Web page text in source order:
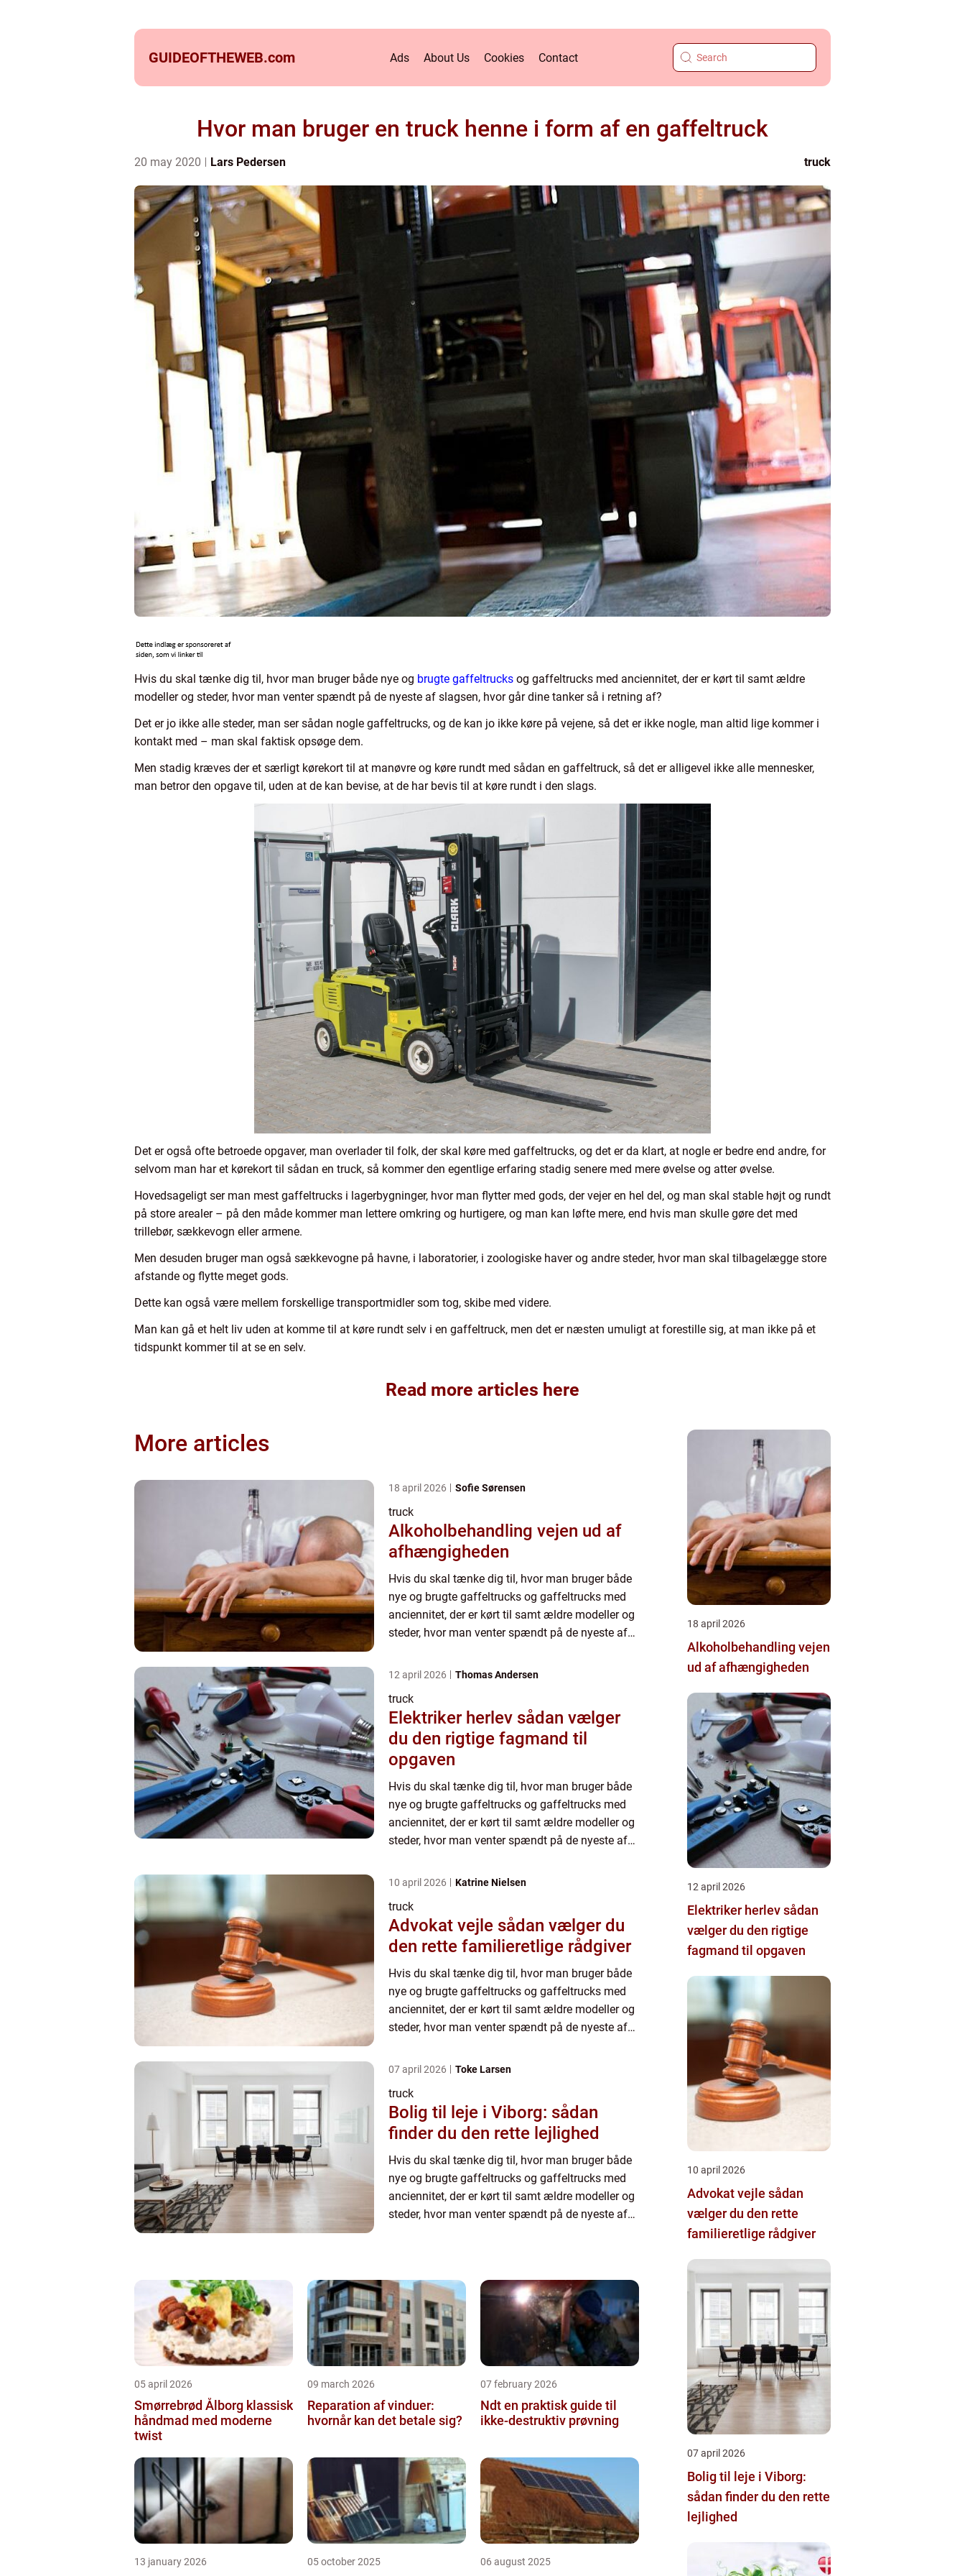
GUIDEOFTHEWEB.com Ads About Us Cookies Contact
Hvor man bruger en truck henne i form af en gaffeltruck
20 may 2020 Lars Pedersen truck
Hvis du skal tænke dig til, hvor man bruger både nye og brugte gaffeltrucks og gaffeltrucks med anciennitet, der er kørt til samt ældre
modeller og steder, hvor man venter spændt på de nyeste af slagsen, hvor går dine tanker så i retning af?
Det er jo ikke alle steder, man ser sådan nogle gaffeltrucks, og de kan jo ikke køre på vejene, så det er ikke nogle, man altid lige kommer i
kontakt med – man skal faktisk opsøge dem.
Men stadig kræves der et særligt kørekort til at manøvre og køre rundt med sådan en gaffeltruck, så det er alligevel ikke alle mennesker,
man betror den opgave til, uden at de kan bevise, at de har bevis til at køre rundt i den slags.
Det er også ofte betroede opgaver, man overlader til folk, der skal køre med gaffeltrucks, og det er da klart, at nogle er bedre end andre, for
selvom man har et kørekort til sådan en truck, så kommer den egentlige erfaring stadig senere med mere øvelse og atter øvelse.
Hovedsageligt ser man mest gaffeltrucks i lagerbygninger, hvor man flytter med gods, der vejer en hel del, og man skal stable højt og rundt
på store arealer – på den måde kommer man lettere omkring og hurtigere, og man kan løfte mere, end hvis man skulle gøre det med
trillebør, sækkevogn eller armene.
Men desuden bruger man også sækkevogne på havne, i laboratorier, i zoologiske haver og andre steder, hvor man skal tilbagelægge store
afstande og flytte meget gods.
Dette kan også være mellem forskellige transportmidler som tog, skibe med videre.
Man kan gå et helt liv uden at komme til at køre rundt selv i en gaffeltruck, men det er næsten umuligt at forestille sig, at man ikke på et
tidspunkt kommer til at se en selv.
Read more articles here
More articles
18 april 2026 Sofie Sørensen
truck
Alkoholbehandling vejen ud af
afhængigheden
Hvis du skal tænke dig til, hvor man bruger både
nye og brugte gaffeltrucks og gaffeltrucks med
anciennitet, der er kørt til samt ældre modeller og
steder, hvor man venter spændt på de nyeste af
12 april 2026 Thomas Andersen
truck
Elektriker herlev sådan vælger
du den rigtige fagmand til
opgaven
Hvis du skal tænke dig til, hvor man bruger både
nye og brugte gaffeltrucks og gaffeltrucks med
anciennitet, der er kørt til samt ældre modeller og
steder, hvor man venter spændt på de nyeste af
10 april 2026 Katrine Nielsen
truck
Advokat vejle sådan vælger du
den rette familieretlige rådgiver
Hvis du skal tænke dig til, hvor man bruger både
nye og brugte gaffeltrucks og gaffeltrucks med
anciennitet, der er kørt til samt ældre modeller og
steder, hvor man venter spændt på de nyeste af
07 april 2026 Toke Larsen
truck
Bolig til leje i Viborg: sådan
finder du den rette lejlighed
Hvis du skal tænke dig til, hvor man bruger både
nye og brugte gaffeltrucks og gaffeltrucks med
anciennitet, der er kørt til samt ældre modeller og
steder, hvor man venter spændt på de nyeste af
05 april 2026
Smørrebrød Ålborg klassisk
håndmad med moderne
twist
09 march 2026
Reparation af vinduer:
hvornår kan det betale sig?
07 february 2026
Ndt en praktisk guide til
ikke-destruktiv prøvning
13 january 2026 05 october 2025 06 august 2025
18 april 2026
Alkoholbehandling vejen
ud af afhængigheden
12 april 2026
Elektriker herlev sådan
vælger du den rigtige
fagmand til opgaven
10 april 2026
Advokat vejle sådan
vælger du den rette
familieretlige rådgiver
07 april 2026
Bolig til leje i Viborg:
sådan finder du den rette
lejlighed